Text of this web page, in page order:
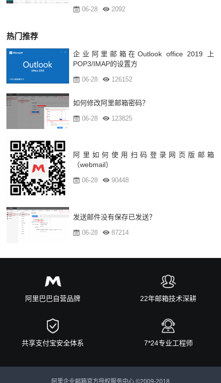
06-28 2092
热门推荐
企业阿里邮箱在Outlook office 2019 上
POP3/IMAP的设置方
06-28 126152
如何修改阿里邮箱密码？
06-28 123825
阿里如何使用扫码登录网页版邮箱
（webmail）
06-28 90448
发送邮件没有保存已发送？
06-28 87214
阿里巴巴自营品牌 22年邮箱技术深耕
共享支付宝安全体系 7*24专业工程师
阿里企业邮箱官方授权服务中心 ©2009-2018